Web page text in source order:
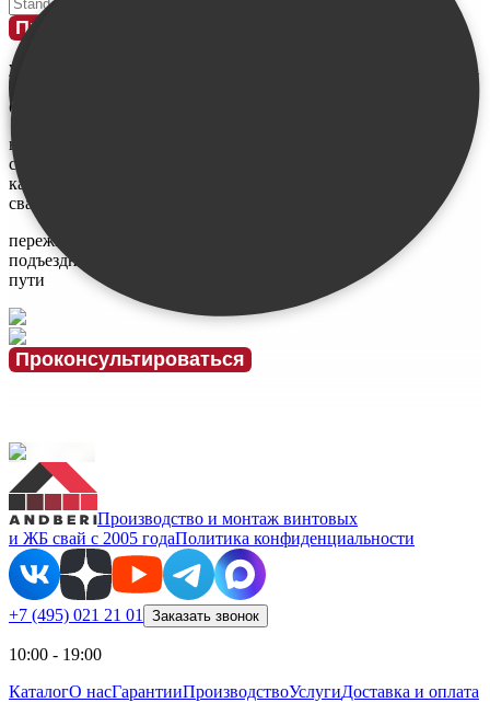
Проконсультироваться
у меня
ограничен
бюджет
не знаю,
сколько и
каких нужно
свай
переживаю за
подъездные
пути
Проконсультироваться
Производство и монтаж винтовых
и ЖБ свай с 2005 годаПолитика конфиденциальности
+7 (495) 021 21 01 Заказать звонок
10:00 - 19:00
КаталогО насГарантииПроизводствоУслугиДоставка и оплата